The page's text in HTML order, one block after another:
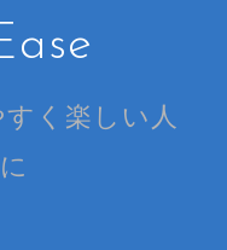
く楽しい人